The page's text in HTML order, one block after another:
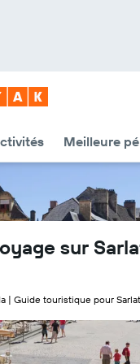
Meilleure
sur
| Guide touristique pour